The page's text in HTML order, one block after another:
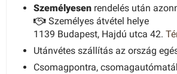
Személyesen rendelés után
Személyes átvétel helye
1139 Budapest, Hajdú utca 42.
Utánvétes szállítás az ország
Csomagpontra,